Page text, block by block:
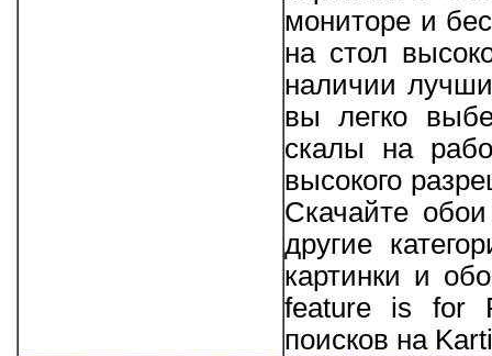
мониторе и
на стол
наличии
вы легко
скалы на
высокого
Скачайте
другие
картинки и
feature is for
поисков на